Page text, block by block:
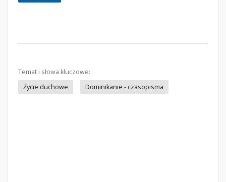
Temat i słowa kluczowe:
Życie duchowe
Dominikanie - czasopisma